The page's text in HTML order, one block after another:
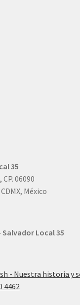
35
06090
México
Salvador Local 35
- Nuestra historia y
4462